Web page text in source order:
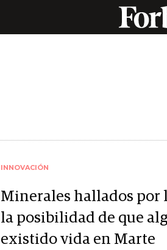
INNOVACIÓN
Minerales hallados por
la posibilidad de que
existido vida en Marte